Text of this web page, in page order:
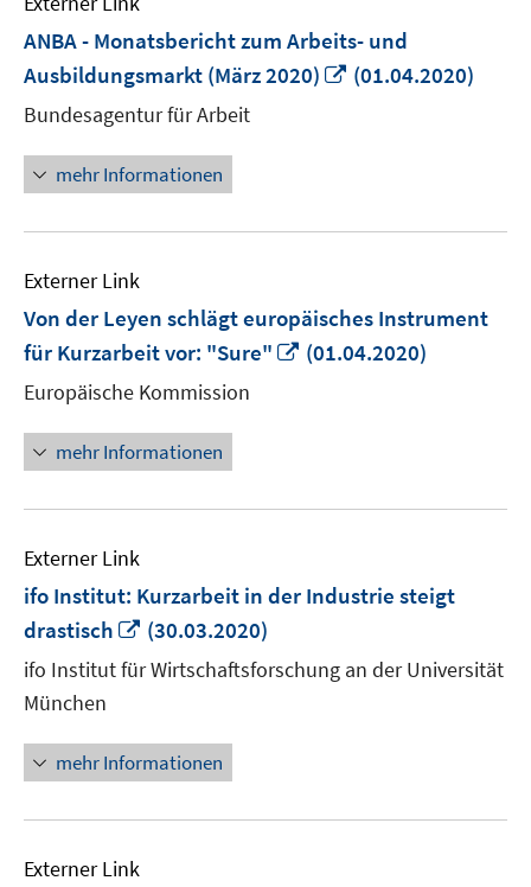
ANBA - Monatsbericht zum Arbeits- und
Ausbildungsmarkt (März 2020)
In
(01.04.2020)
Bundesagentur für Arbeit
mehr Informationen
Externer Link
Von der Leyen schlägt europäisches Instrument
für Kurzarbeit vor: "Sure"
In
(01.04.2020)
Europäische Kommission
mehr Informationen
Externer Link
ifo Institut: Kurzarbeit in der Industrie steigt
drastisch
In
neuem
Fenster
(30.03.2020)
ifo Institut für Wirtschaftsforschung an der Universität
München
mehr Informationen
Externer Link